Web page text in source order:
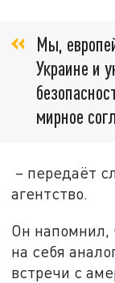
Мы,
Украине и
мирное
– передаёт
агентство.
Он напомнил,
на себя
встречи с